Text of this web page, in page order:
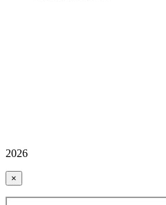
2026
×